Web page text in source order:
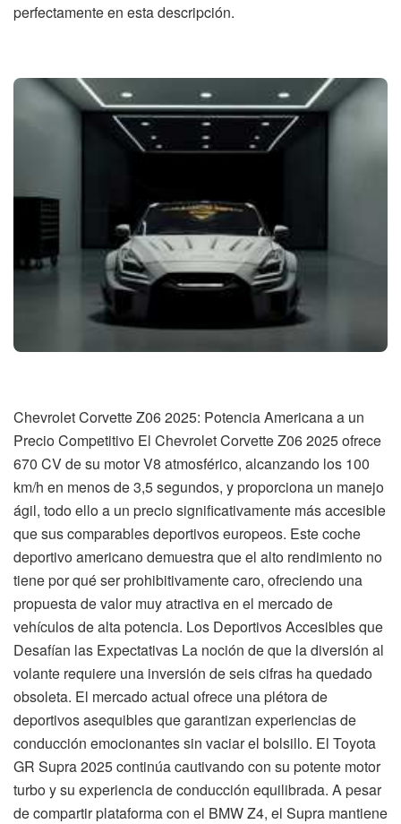
perfectamente en esta descripción.
Chevrolet Corvette Z06 2025: Potencia Americana a un
Precio Competitivo El Chevrolet Corvette Z06 2025 ofrece
670 CV de su motor V8 atmosférico, alcanzando los 100
km/h en menos de 3,5 segundos, y proporciona un manejo
ágil, todo ello a un precio significativamente más accesible
que sus comparables deportivos europeos. Este coche
deportivo americano demuestra que el alto rendimiento no
tiene por qué ser prohibitivamente caro, ofreciendo una
propuesta de valor muy atractiva en el mercado de
vehículos de alta potencia. Los Deportivos Accesibles que
Desafían las Expectativas La noción de que la diversión al
volante requiere una inversión de seis cifras ha quedado
obsoleta. El mercado actual ofrece una plétora de
deportivos asequibles que garantizan experiencias de
conducción emocionantes sin vaciar el bolsillo. El Toyota
GR Supra 2025 continúa cautivando con su potente motor
turbo y su experiencia de conducción equilibrada. A pesar
de compartir plataforma con el BMW Z4, el Supra mantiene